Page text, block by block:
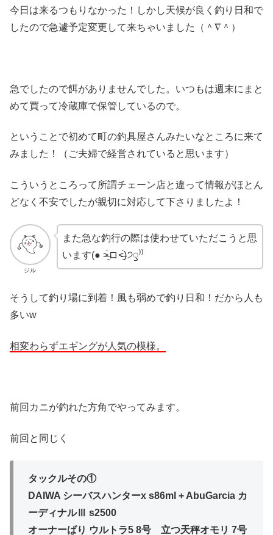
今日は来るつもりなかった！しかし天候が良く釣り日和で
したので急遽予定変更して来ちゃいました（＾∇＾）
急でしたので餌がありませんでした。いつもは週末にまと
めて買って冷蔵庫で保管しているので。
ということで初めて町の釣具屋さんみたいなところに来て
みました！（ご夫婦で経営されていると思います）
こういうところって所謂チェーン店と違って情報がほとん
どなく不安でしたが親切に対応して下さりましたよ！
ジル
また急な釣行の際は使わせていただこうと思
います(● ˃̶͈̀ロ˂̶͈́)੭ꠥ⁾⁾
そうして釣り場に到着！風も弱めで釣り日和！だから人も
多いw
相変わらずエギングが人気の模様。
前回カニが釣れた方角でやってみます。
前回と同じく
タックルその①
DAIWA シーバスハンターx s86ml + AbuGarcia カ
ーディナルⅢ s2500
オーナーばり ウルトラ5 8号 立つ天秤オモリ 7号